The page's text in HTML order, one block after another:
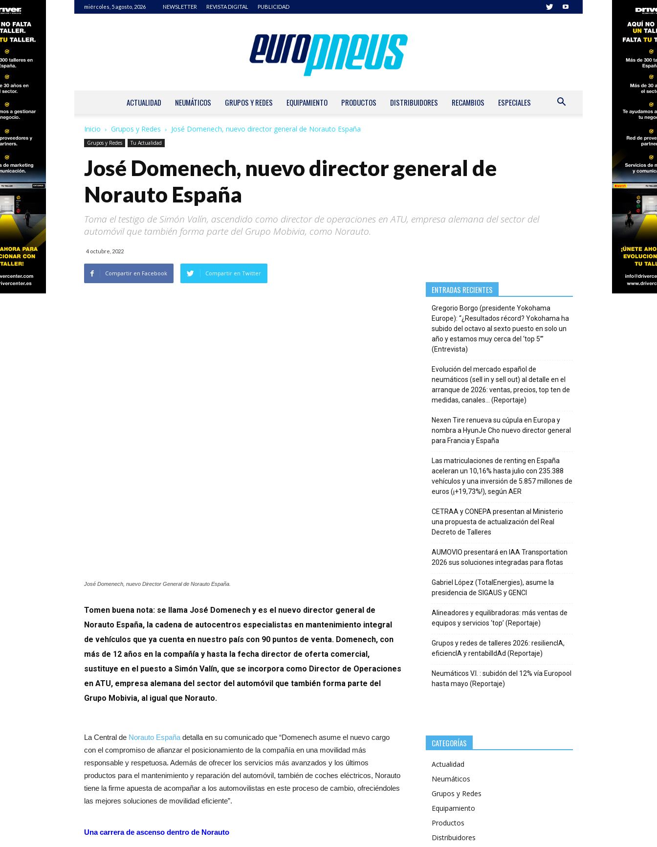
miércoles, 5 agosto, 2026 NEWSLETTER REVISTA DIGITAL PUBLICIDAD
ACTUALIDAD NEUMÁTICOS GRUPOS Y REDES EQUIPAMIENTO PRODUCTOS DISTRIBUIDORES RECAMBIOS ESPECIALES
Inicio Grupos y Redes José Domenech, nuevo director general de Norauto España
Grupos y Redes Tu Actualidad
José Domenech, nuevo director general de
Norauto España
Toma el testigo de Simón Valín, ascendido como director de operaciones en ATU, empresa alemana del sector del
automóvil que también forma parte del Grupo Mobivia, como Norauto.
4 octubre, 2022
Compartir en Facebook Compartir en Twitter
José Domenech, nuevo Director General de Norauto España.
Tomen buena nota: se llama José Domenech y es el nuevo director general de
Norauto España, la cadena de autocentros especialistas en mantenimiento integral
de vehículos que ya cuenta en nuestro país con 90 puntos de venta. Domenech, con
más de 12 años en la compañía y hasta la fecha director de oferta comercial,
sustituye en el puesto a Simón Valín, que se incorpora como Director de Operaciones
en ATU, empresa alemana del sector del automóvil que también forma parte del
Grupo Mobivia, al igual que Norauto.
La Central de Norauto Españadetalla en su comunicado que “Domenech asume el nuevo cargo
con el compromiso de afianzar el posicionamiento de la compañía en una movilidad más
responsable y respetuosa. Además de ofrecer los servicios más avanzados y los últimos
productos para el mantenimiento y reparación del automóvil, también de coches eléctricos, Norauto
tiene la firme apuesta de acompañar a los automovilistas en este proceso de cambio, ofreciéndoles
las mejores soluciones de movilidad eficiente”.
Una carrera de ascenso dentro de Norauto
ENTRADAS RECIENTES
Gregorio Borgo (presidente Yokohama
Europe): “¿Resultados récord? Yokohama ha
subido del octavo al sexto puesto en solo un
año y estamos muy cerca del ‘top 5’”
(Entrevista)
Evolución del mercado español de
neumáticos (sell in y sell out) al detalle en el
arranque de 2026: ventas, precios, top ten de
medidas, canales… (Reportaje)
Nexen Tire renueva su cúpula en Europa y
nombra a HyunJe Cho nuevo director general
para Francia y España
Las matriculaciones de renting en España
aceleran un 10,16% hasta julio con 235.388
vehículos y una inversión de 5.857 millones de
euros (¡+19,73%!), según AER
CETRAA y CONEPA presentan al Ministerio
una propuesta de actualización del Real
Decreto de Talleres
AUMOVIO presentará en IAA Transportation
2026 sus soluciones integradas para flotas
Gabriel López (TotalEnergies), asume la
presidencia de SIGAUS y GENCI
Alineadores y equilibradoras: más ventas de
equipos y servicios ‘top’ (Reportaje)
Grupos y redes de talleres 2026: resiliencIA,
eficiencIA y rentabilIdAd (Reportaje)
Neumáticos V.I. : subidón del 12% vía Europool
hasta mayo (Reportaje)
CATEGORÍAS
Actualidad
Neumáticos
Grupos y Redes
Equipamiento
Productos
Distribuidores